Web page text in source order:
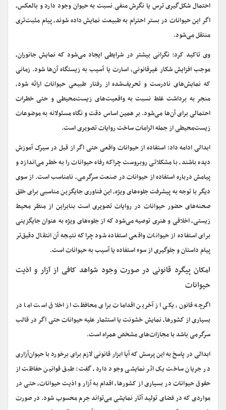
احتمال شکل‌گیری ترس یا نگرش منفی نسبت به حیوان وجود دارد و بالعکس،
اگر این حیوانات در بستر احترام به طبیعت نمایش داده شوند، پیام مثبت‌تری
منتقل می‌شود.
وی تاکید کرد: نگرانی بیشتر در شرایطی ایجاد می‌شود که نمایش جانوران،
موجب افزایش شکار غیرقانونی، اسارت یا آسیب به زیستگاه آن‌ها شود. زمانی
که نمایش‌های نادرست و تحریف‌شده از رفتار طبیعی حیوانات ارائه شود،
منجر به برداشت‌ غلط نسبت به واقعیت‌های زیست‌محیطی و حتی خطرات
احتمالی برای آن‌ها می‌شود. بر همین اساس دقت و نگاه مسئولانه به موضوعات
زیست‌محیطی از جمله الزامات ساخت روایات تصویری است.
ابدالی ادامه داد: استفاده از حیوانات واقعی حتی اگر از قبل در سیرک آموزش
دیده باشند، با مشکلاتی روبروست چراکه رفاه حیوانات را به خطر می‌اندازد و
پیامش درباره استفاده از حیوانات در صنعت سرگرمی، نامناسب است. از سوی
دیگر با توجه به پیشرفت جلوه‌های ویژه، این فناوری جایگزین مناسبی برای خلق
صحنه‌های حضور حیوانات در روایات تصویری است بنابراین از منظر محیط
زیستی، اخلاقی و هنری توصیه می‌شود که از جلوه‌های ویژه به عنوان جایگزینی
برای استفاده از حیوانات واقعی استفاده شود چراکه نتیجه آن انتقال دقیق‌تر
پیام‌ داستان و جلوگیری از سوء استفاده یا آسیب به حیوانات است.
امکان پیگرد قانونی در صورت وجود شواهد کافی از آزار و اذیت
حیوانات
اگرچه قانون، یکی از آخرین اقدامات برای محافظت از اخلاق است اما در
بسیاری از کشورها، نمایش خشونت یا استثمار علیه حیوانات حتی اگر در قالب
سرگرمی باشد با مجازات‌های مشخص همراه است.
ابدالی در پاسخ به این پرسش که آیا ابزار قانونی لازم برای برخورد با حیوان‌آزاری
در جریان ساخت یک اثر نمایشی وجود دارد، گفت: طبق قوانین حفاظت از
حقوق حیوانات در بسیاری از کشورها، اقدام به آزار و اذیت حیوانات، حتی در
مواردی که در فضای تولید آثار نمایشی می‌تواند جرم محسوب شود. در صورت